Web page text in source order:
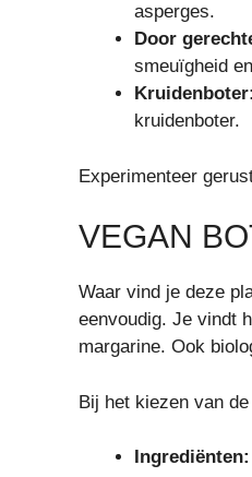
asperges.
Door
smeuïgheid
Kruidenboter:
kruidenboter.
Experimenteer
VEGAN
Waar vind je deze
eenvoudig. Je vindt
margarine. Ook
Bij het kiezen van
Ingrediënten: